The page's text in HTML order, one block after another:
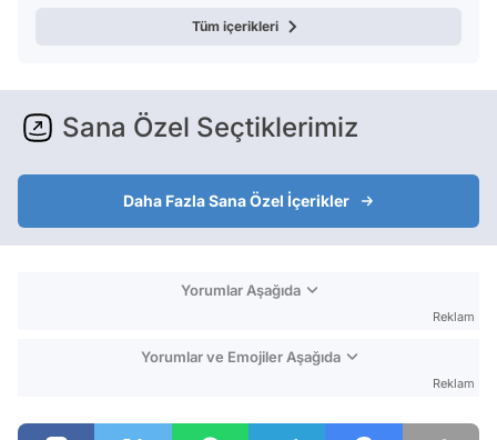
Tüm içerikleri
Sana Özel Seçtiklerimiz
Daha Fazla Sana Özel İçerikler
Yorumlar Aşağıda
Reklam
Yorumlar ve Emojiler Aşağıda
Reklam